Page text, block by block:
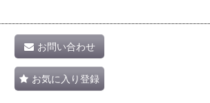
お問い合わせ
お気に入り登録